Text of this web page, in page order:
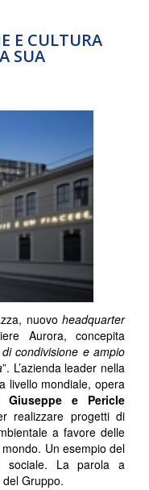
E CULTURA
SUA
nuovo headquarter
Aurora, concepita
condivisione e ampio
”. L’azienda leader nella
livello mondiale, opera
Giuseppe e Pericle
realizzare progetti di
a favore delle
Un esempio del
sociale. La parola a
Gruppo.